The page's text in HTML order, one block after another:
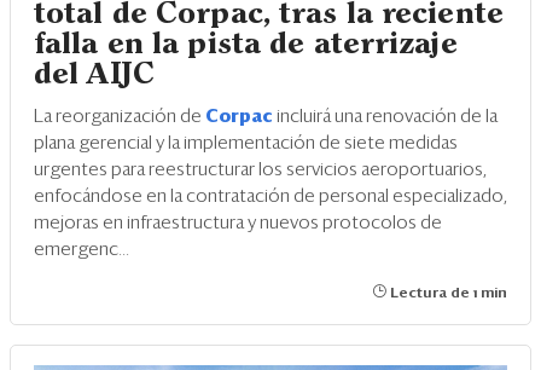
total de Corpac, tras la reciente
falla en la pista de aterrizaje
del AIJC
La reorganización de Corpac incluirá una renovación de la
plana gerencial y la implementación de siete medidas
urgentes para reestructurar los servicios aeroportuarios,
enfocándose en la contratación de personal especializado,
mejoras en infraestructura y nuevos protocolos de
emergenc...
Lectura de 1 min